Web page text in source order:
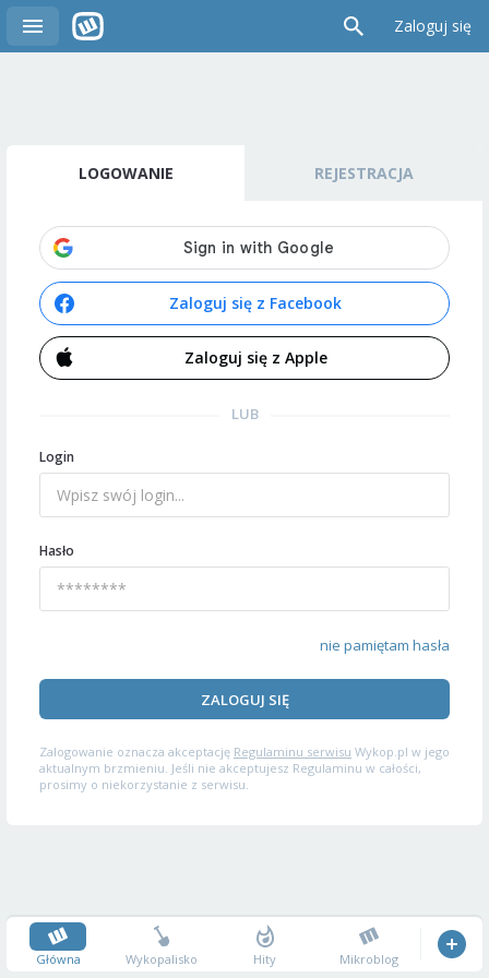
Zaloguj się
LOGOWANIE REJESTRACJA
Zaloguj się z Facebook
Zaloguj się z Apple
LUB
Login
Hasło
nie pamiętam hasła
ZALOGUJ SIĘ
Zalogowanie oznacza akceptację Regulaminu serwisu Wykop.pl w jego
aktualnym brzmieniu. Jeśli nie akceptujesz Regulaminu w całości,
prosimy o niekorzystanie z serwisu.
Główna Wykopalisko Hity Mikroblog